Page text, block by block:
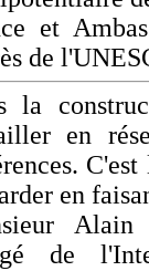
et
de
la
en
en
Alain
de